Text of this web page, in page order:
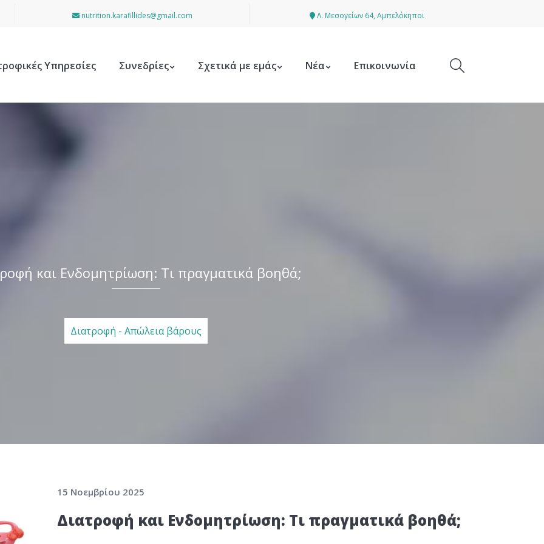
nutrition.karafillides@gmail.com Λ. Μεσογείων 64, Αμπελόκηποι
Υπηρεσίες Συνεδρίες Σχετικά με εμάς Νέα Επικοινωνία
και Ενδομητρίωση: Τι πραγματικά βοηθά;
Διατροφή - Απώλεια βάρους
15 Νοεμβρίου 2025
Διατροφή και Ενδομητρίωση: Τι πραγματικά βοηθά;